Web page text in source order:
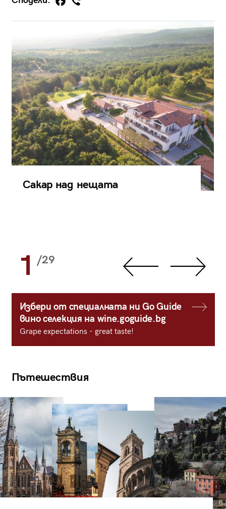
Сакар над нещата
1 /29
Избери от специалната ни Go Guide
вино селекция на wine.goguide.bg
Grape expectations - great taste!
Пътешествия